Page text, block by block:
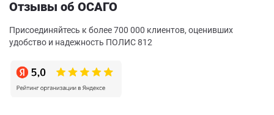
Отзывы об ОСАГО
Присоединяйтесь к более 700 000 клиентов, оценивших
удобство и надежность ПОЛИС 812